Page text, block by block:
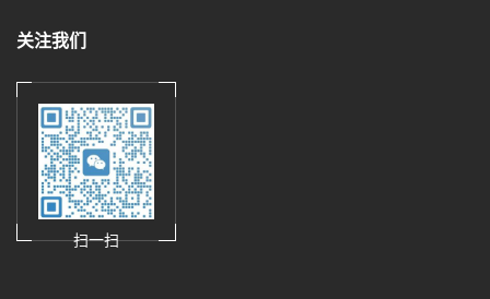
关注我们
扫一扫